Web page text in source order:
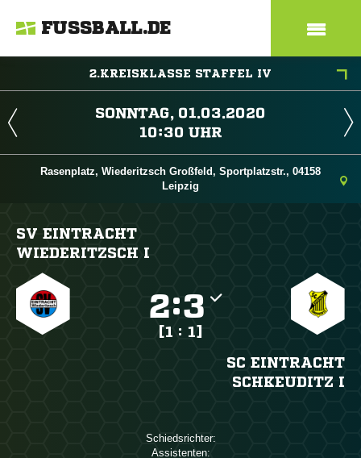
FUSSBALL.DE
2.KREISKLASSE STAFFEL IV
 
 
Rasenplatz, Wiederitzsch Großfeld, Sportplatzstr., 04158
Leipzig
SV EINTRACHT
WIEDERITZSCH I
:
[1 : 1]
SC EINTRACHT
SCHKEUDITZ I
Schiedsrichter:
Assistenten: